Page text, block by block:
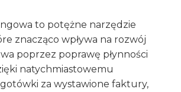
to potężne narzędzie
znacząco wpływa na rozwój
poprzez poprawę płynności
natychmiastowemu
za wystawione faktury,